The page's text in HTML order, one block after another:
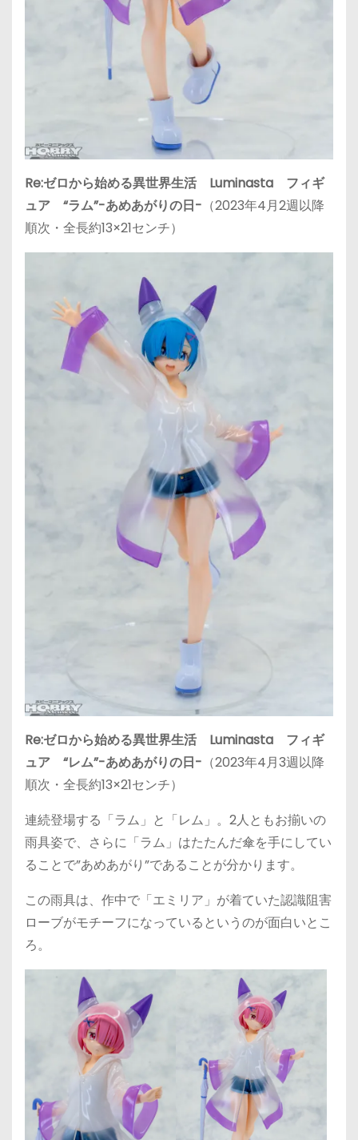
Re:ゼロから始める異世界生活 Luminasta フィギ
ュア “ラム”-あめあがりの日- （2023年4月2週以降
順次・全長約13×21センチ）
Re:ゼロから始める異世界生活 Luminasta フィギ
ュア “レム”-あめあがりの日- （2023年4月3週以降
順次・全長約13×21センチ）
連続登場する「ラム」と「レム」。2人ともお揃いの
雨具姿で、さらに「ラム」はたたんだ傘を手にしてい
ることで”あめあがり”であることが分かります。
この雨具は、作中で「エミリア」が着ていた認識阻害
ローブがモチーフになっているというのが面白いとこ
ろ。